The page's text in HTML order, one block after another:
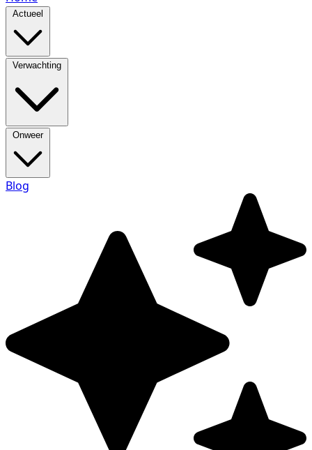
Actueel
Verwachting
Onweer
Blog